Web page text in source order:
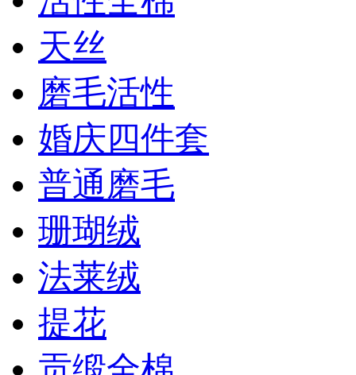
天丝
磨毛活性
婚庆四件套
普通磨毛
珊瑚绒
法莱绒
提花